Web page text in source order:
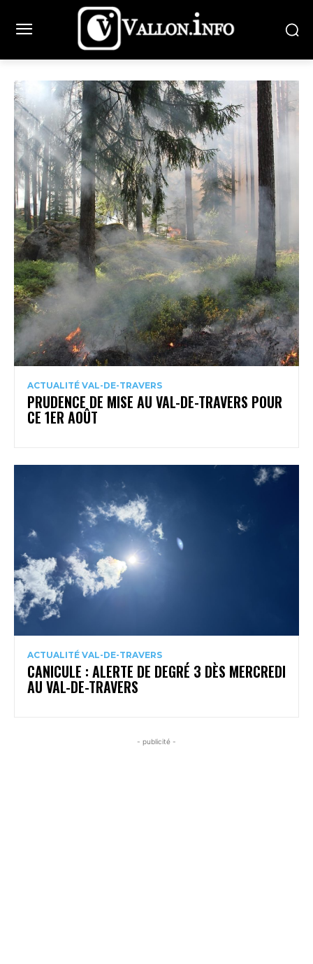
ACTUALITÉ VAL-DE-TRAVERS
PRUDENCE DE MISE AU VAL-DE-TRAVERS POUR
CE 1ER AOÛT
ACTUALITÉ VAL-DE-TRAVERS
CANICULE : ALERTE DE DEGRÉ 3 DÈS MERCREDI
AU VAL-DE-TRAVERS
- publicité -